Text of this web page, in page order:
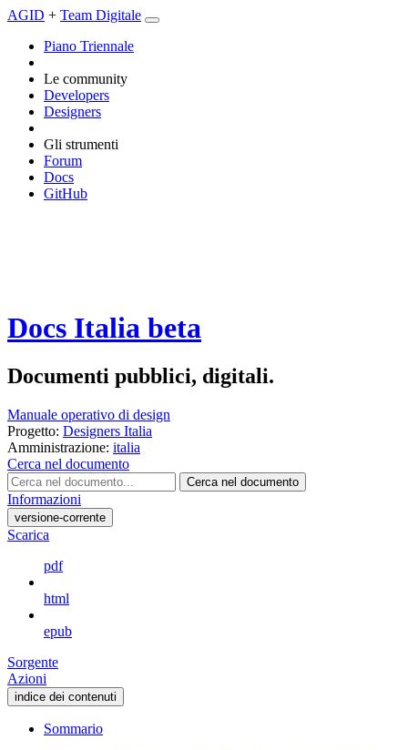
AGID + Team Digitale
Piano Triennale
Le community
Developers
Designers
Gli strumenti
Forum
Docs
GitHub
Docs Italia beta
Documenti pubblici, digitali.
Manuale operativo di design
Progetto: Designers Italia
Amministrazione: italia
Cerca nel documento
Cerca nel documento
Informazioni
versione-corrente
Scarica
pdf
html
epub
Sorgente
Azioni
indice dei contenuti
Sommario